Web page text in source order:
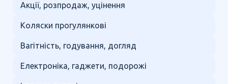
Акції, розпродаж, уцінення
Коляски прогулянкові
Вагітність, годування, догляд
Електроніка, гаджети, подорожі